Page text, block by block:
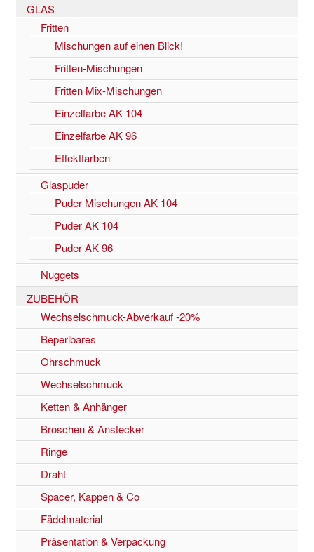
GLAS
Fritten
Mischungen auf einen Blick!
Fritten-Mischungen
Fritten Mix-Mischungen
Einzelfarbe AK 104
Einzelfarbe AK 96
Effektfarben
Glaspuder
Puder Mischungen AK 104
Puder AK 104
Puder AK 96
Nuggets
ZUBEHÖR
Wechselschmuck-Abverkauf -20%
Beperlbares
Ohrschmuck
Wechselschmuck
Ketten & Anhänger
Broschen & Anstecker
Ringe
Draht
Spacer, Kappen & Co
Fädelmaterial
Präsentation & Verpackung